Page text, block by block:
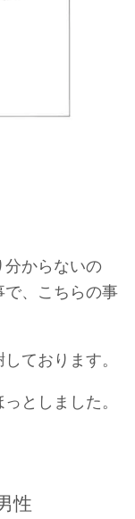
分からないの
、こちらの事
ております。
としました。
性